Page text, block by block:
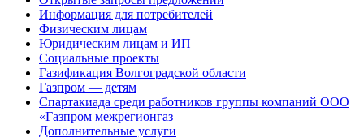
Информация для потребителей
Физическим лицам
Юридическим лицам и ИП
Социальные проекты
Газификация Волгоградской области
Газпром — детям
Спартакиада среди работников группы компаний ООО
«Газпром межрегионгаз
Дополнительные услуги